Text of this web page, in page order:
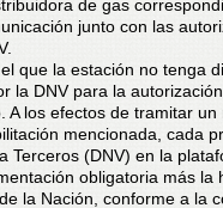
de gas
junto con las
que la estación no tenga
la DNV para la
A los efectos de tramitar un
mencionada, cada
Terceros (DNV) en la
obligatoria más la
la Nación, conforme a la